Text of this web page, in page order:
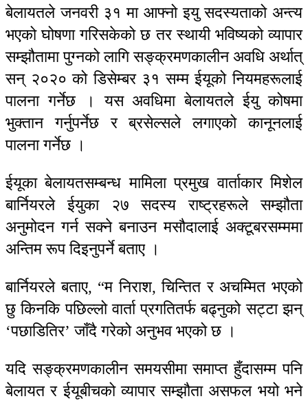
बेलायतले जनवरी ३१ मा आफ्नो इयु सदस्यताको अन्त्य
भएको घोषणा गरिसकेको छ तर स्थायी भविष्यको व्यापार
सम्झौतामा पुग्नको लागि सङ्क्रमणकालीन अवधि अर्थात्
सन् २०२० को डिसेम्बर ३१ सम्म ईयूको नियमहरूलाई
पालना गर्नेछ । यस अवधिमा बेलायतले ईयु कोषमा
भुक्तान गर्नुपर्नेछ र ब्रसेल्सले लगाएको कानूनलाई
पालना गर्नेछ ।
ईयूका बेलायतसम्बन्ध मामिला प्रमुख वार्ताकार मिशेल
बार्नियरले ईयुका २७ सदस्य राष्ट्रहरूले सम्झौता
अनुमोदन गर्न सक्ने बनाउन मसौदालाई अक्टूबरसम्ममा
अन्तिम रूप दिइनुपर्ने बताए ।
बार्नियरले बताए, “म निराश, चिन्तित र अचम्मित भएको
छु किनकि पछिल्लो वार्ता प्रगतितर्फ बढ्नुको सट्टा झन्
‘पछाडितिर’ जाँदै गरेको अनुभव भएको छ ।
यदि सङ्क्रमणकालीन समयसीमा समाप्त हुँदासम्म पनि
बेलायत र ईयूबीचको व्यापार सम्झौता असफल भयो भने